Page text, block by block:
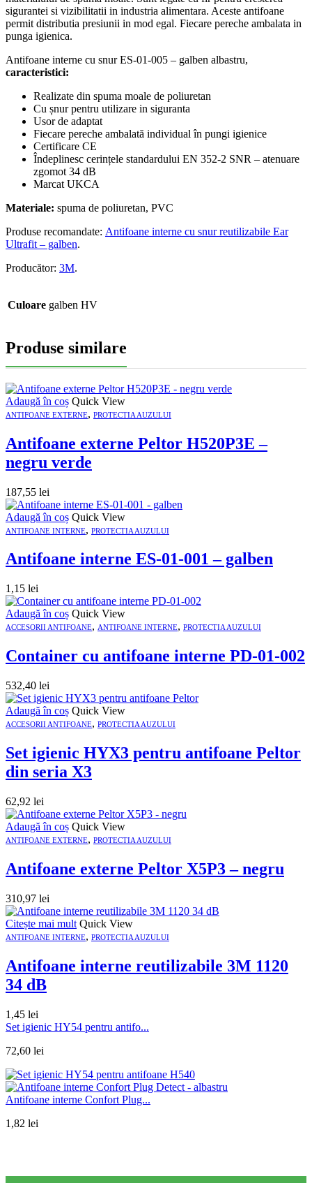
sigurantei si vizibilitatii in industria alimentara. Aceste antifoane
permit distributia presiunii in mod egal. Fiecare pereche ambalata in
punga igienica.
Antifoane interne cu snur ES-01-005 – galben albastru,
caracteristici:
Realizate din spuma moale de poliuretan
Cu șnur pentru utilizare in siguranta
Usor de adaptat
Fiecare pereche ambalată individual în pungi igienice
Certificare CE
Îndeplinesc cerințele standardului EN 352-2 SNR – atenuare
zgomot 34 dB
Marcat UKCA
Materiale: spuma de poliuretan, PVC
Produse recomandate: Antifoane interne cu snur reutilizabile Ear
Ultrafit – galben.
Producător: 3M.
Culoare galben HV
Produse similare
Adaugă în coș Quick View
ANTIFOANE EXTERNE, PROTECTIA AUZULUI
Antifoane externe Peltor H520P3E –
negru verde
187,55 lei
Adaugă în coș Quick View
ANTIFOANE INTERNE, PROTECTIA AUZULUI
Antifoane interne ES-01-001 – galben
1,15 lei
Adaugă în coș Quick View
ACCESORII ANTIFOANE, ANTIFOANE INTERNE, PROTECTIA AUZULUI
Container cu antifoane interne PD-01-002
532,40 lei
Adaugă în coș Quick View
ACCESORII ANTIFOANE, PROTECTIA AUZULUI
Set igienic HYX3 pentru antifoane Peltor
din seria X3
62,92 lei
Adaugă în coș Quick View
ANTIFOANE EXTERNE, PROTECTIA AUZULUI
Antifoane externe Peltor X5P3 – negru
310,97 lei
Citește mai mult Quick View
ANTIFOANE INTERNE, PROTECTIA AUZULUI
Antifoane interne reutilizabile 3M 1120
34 dB
1,45 lei
Set igienic HY54 pentru antifo...
72,60 lei
Antifoane interne Confort Plug...
1,82 lei